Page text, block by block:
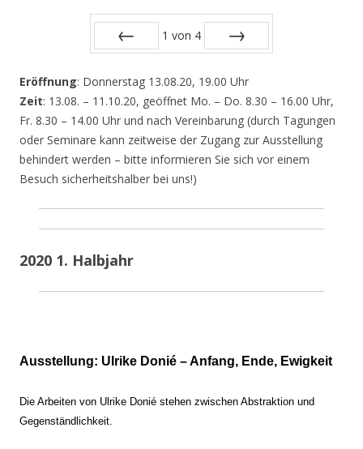
1 von 4
Eröffnung: Donnerstag 13.08.20, 19.00 Uhr
Zeit: 13.08. – 11.10.20, geöffnet Mo. – Do. 8.30 – 16.00 Uhr,
Fr. 8.30 – 14.00 Uhr und nach Vereinbarung (durch Tagungen
oder Seminare kann zeitweise der Zugang zur Ausstellung
behindert werden – bitte informieren Sie sich vor einem
Besuch sicherheitshalber bei uns!)
2020 1. Halbjahr
Ausstellung: Ulrike Donié – Anfang, Ende, Ewigkeit
Die Arbeiten von Ulrike Donié stehen zwischen Abstraktion und
Gegenständlichkeit.